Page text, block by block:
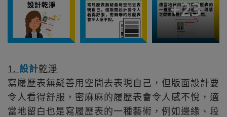
+23
1. 設計乾淨
寫履歷表無疑善用空間去表現自己，但版面設計要
令人看得舒服，密麻麻的履歷表會令人感不悅，適
當地留白也是寫履歷表的一種藝術，例如邊緣、段